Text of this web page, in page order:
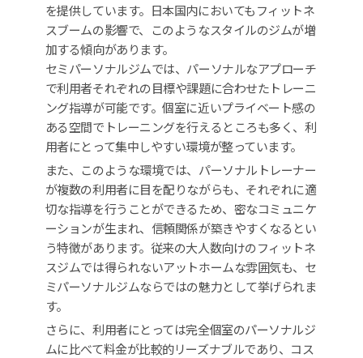
を提供しています。日本国内においてもフィットネ
スブームの影響で、このようなスタイルのジムが増
加する傾向があります。
セミパーソナルジムでは、パーソナルなアプローチ
で利用者それぞれの目標や課題に合わせたトレーニ
ング指導が可能です。個室に近いプライベート感の
ある空間でトレーニングを行えるところも多く、利
用者にとって集中しやすい環境が整っています。
また、このような環境では、パーソナルトレーナー
が複数の利用者に目を配りながらも、それぞれに適
切な指導を行うことができるため、密なコミュニケ
ーションが生まれ、信頼関係が築きやすくなるとい
う特徴があります。従来の大人数向けのフィットネ
スジムでは得られないアットホームな雰囲気も、セ
ミパーソナルジムならではの魅力として挙げられま
す。
さらに、利用者にとっては完全個室のパーソナルジ
ムに比べて料金が比較的リーズナブルであり、コス